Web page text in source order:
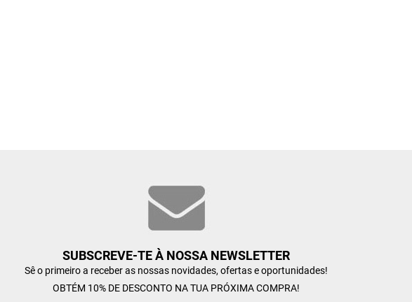
SUBSCREVE-TE À NOSSA NEWSLETTER
Sê o primeiro a receber as nossas novidades, ofertas e oportunidades!
OBTÉM 10% DE DESCONTO NA TUA PRÓXIMA COMPRA!